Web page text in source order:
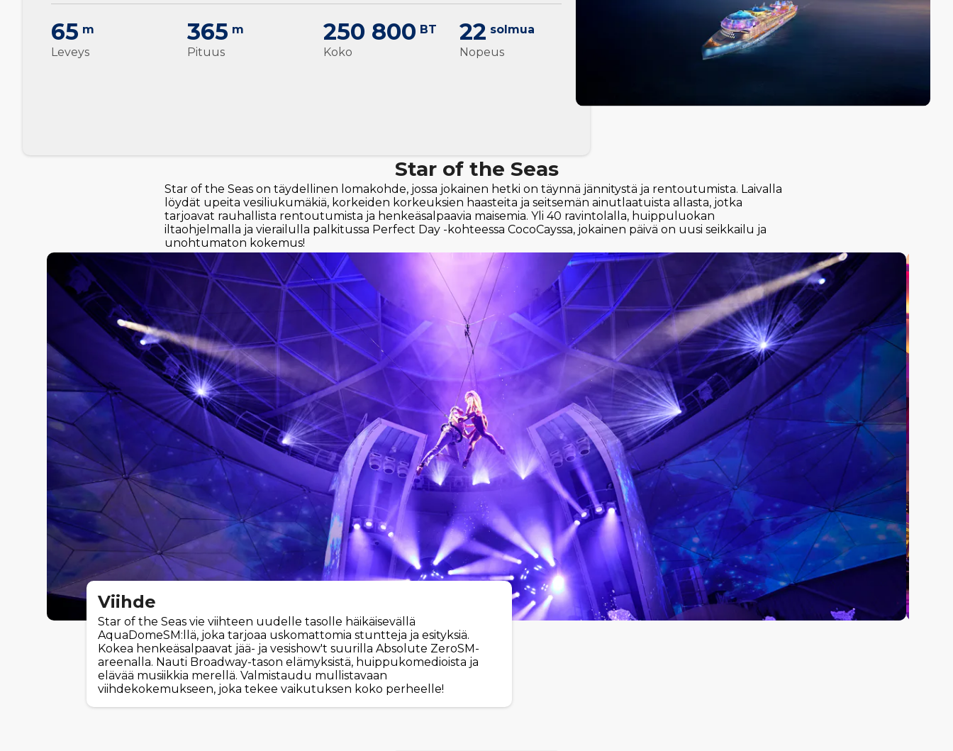
Leveys
65 m
Pituus
365 m
Koko
250 800 BT
Nopeus
22 solmua
Star of the Seas
Star of the Seas on täydellinen lomakohde, jossa jokainen hetki on täynnä jännitystä ja rentoutumista. Laivalla
löydät upeita vesiliukumäkiä, korkeiden korkeuksien haasteita ja seitsemän ainutlaatuista allasta, jotka
tarjoavat rauhallista rentoutumista ja henkeäsalpaavia maisemia. Yli 40 ravintolalla, huippuluokan
iltaohjelmalla ja vierailulla palkitussa Perfect Day -kohteessa CocoCayssa, jokainen päivä on uusi seikkailu ja
unohtumaton kokemus!
Viihde
Star of the Seas vie viihteen uudelle tasolle häikäisevällä
AquaDomeSM:llä, joka tarjoaa uskomattomia stuntteja ja esityksiä.
Kokea henkeäsalpaavat jää- ja vesishow't suurilla Absolute ZeroSM-
areenalla. Nauti Broadway-tason elämyksistä, huippukomedioista ja
elävää musiikkia merellä. Valmistaudu mullistavaan
viihdekokemukseen, joka tekee vaikutuksen koko perheelle!